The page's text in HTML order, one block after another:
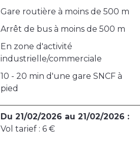
Gare routière à moins de 500 m
Arrêt de bus à moins de 500 m
En zone d'activité
industrielle/commerciale
10 - 20 min d'une gare SNCF à
pied
Du 21/02/2026 au 21/02/2026 :
Vol tarief : 6 €